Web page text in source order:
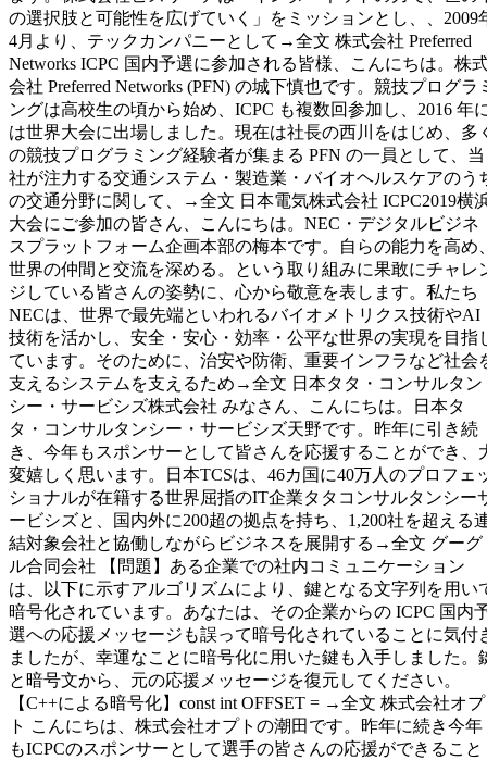
の選択肢と可能性を広げていく」をミッションとし、、2009
4月より、テックカンパニーとして→全文 株式会社 Preferred
Networks ICPC 国内予選に参加される皆様、こんにちは。株
会社 Preferred Networks (PFN) の城下慎也です。競技プログラ
ングは高校生の頃から始め、ICPC も複数回参加し、2016 年
は世界大会に出場しました。現在は社長の西川をはじめ、多
の競技プログラミング経験者が集まる PFN の一員として、当
社が注力する交通システム・製造業・バイオヘルスケアのう
の交通分野に関して、→全文 日本電気株式会社 ICPC2019横
大会にご参加の皆さん、こんにちは。NEC・デジタルビジネ
スプラットフォーム企画本部の梅本です。自らの能力を高め
世界の仲間と交流を深める。という取り組みに果敢にチャレ
ジしている皆さんの姿勢に、心から敬意を表します。私たち
NECは、世界で最先端といわれるバイオメトリクス技術やAI
技術を活かし、安全・安心・効率・公平な世界の実現を目指
ています。そのために、治安や防衛、重要インフラなど社会
支えるシステムを支えるため→全文 日本タタ・コンサルタン
シー・サービシズ株式会社 みなさん、こんにちは。日本タ
タ・コンサルタンシー・サービシズ天野です。昨年に引き続
き、今年もスポンサーとして皆さんを応援することができ、
変嬉しく思います。日本TCSは、46カ国に40万人のプロフェ
ショナルが在籍する世界屈指のIT企業タタコンサルタンシー
ービシズと、国内外に200超の拠点を持ち、1,200社を超える
結対象会社と協働しながらビジネスを展開する→全文 グーグ
ル合同会社 【問題】ある企業での社内コミュニケーション
は、以下に示すアルゴリズムにより、鍵となる文字列を用い
暗号化されています。あなたは、その企業からの ICPC 国内
選への応援メッセージも誤って暗号化されていることに気付
ましたが、幸運なことに暗号化に用いた鍵も入手しました。
と暗号文から、元の応援メッセージを復元してください。
【C++による暗号化】const int OFFSET = →全文 株式会社オプ
ト こんにちは、株式会社オプトの潮田です。昨年に続き今年
もICPCのスポンサーとして選手の皆さんの応援ができること